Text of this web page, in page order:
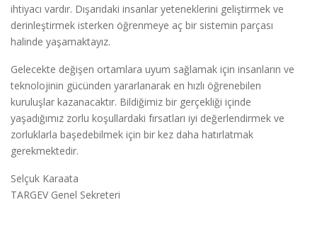
ihtiyacı vardır. Dışarıdaki insanlar yeteneklerini geliştirmek ve
derinleştirmek isterken öğrenmeye aç bir sistemin parçası
halinde yaşamaktayız.
Gelecekte değişen ortamlara uyum sağlamak için insanların ve
teknolojinin gücünden yararlanarak en hızlı öğrenebilen
kuruluşlar kazanacaktır. Bildiğimiz bir gerçekliği içinde
yaşadığımız zorlu koşullardaki fırsatları iyi değerlendirmek ve
zorluklarla başedebilmek için bir kez daha hatırlatmak
gerekmektedir.
Selçuk Karaata
TARGEV Genel Sekreteri